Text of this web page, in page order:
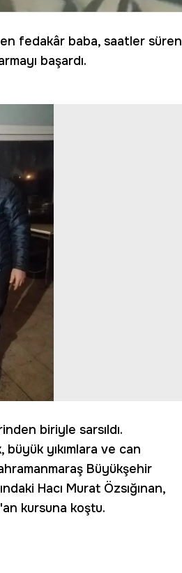
fedakâr baba, saatler süren
başardı.
biriyle sarsıldı.
yıkımlara ve can
Büyükşehir
Hacı Murat Özsığınan,
kursuna koştu.